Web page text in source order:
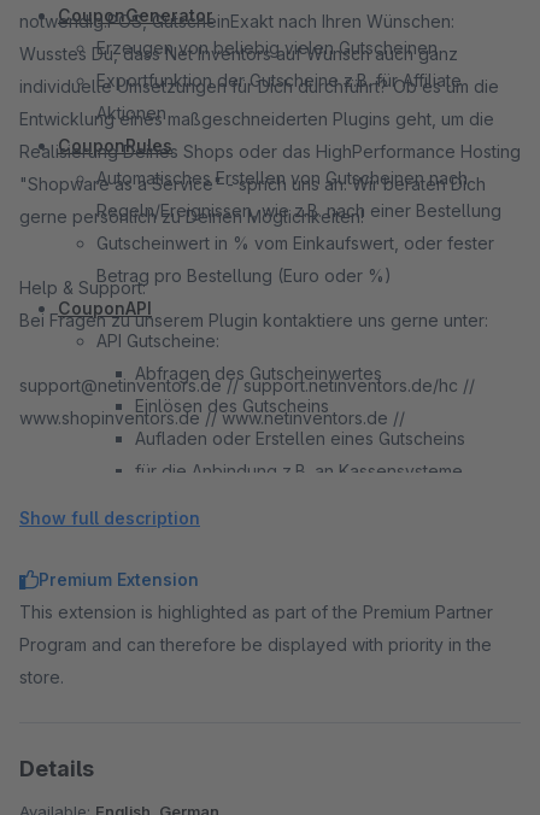
CouponGenerator
Erzeugen von beliebig vielen Gutscheinen
Exportfunktion der Gutscheine z.B. für Affiliate
Aktionen
CouponRules
Automatisches Erstellen von Gutscheinen nach
Regeln/Ereignissen, wie z.B. nach einer Bestellung
Gutscheinwert in % vom Einkaufswert, oder fester
Betrag pro Bestellung (Euro oder %)
CouponAPI
API Gutscheine:
Abfragen des Gutscheinwertes
Einlösen des Gutscheins
Aufladen oder Erstellen eines Gutscheins
für die Anbindung z.B. an Kassensysteme
Abfrage des Gutscheinwerts
Erstellen von Gutscheinen
(Teil) Einlösen von Gutscheinen
notwendig.POS, GutscheinExakt nach Ihren Wünschen:
Wusstes Du, dass Net Inventors auf Wunsch auch ganz
individuelle Umsetzungen für Dich durchführt? Ob es um die
Entwicklung eines maßgeschneiderten Plugins geht, um die
Realisierung Deines Shops oder das HighPerformance Hosting
"Shopware as a Service" - sprich uns an. Wir beraten Dich
gerne persönlich zu Deinen Möglichkeiten!
Help & Support:
Bei Fragen zu unserem Plugin kontaktiere uns gerne unter:
support@netinventors.de // support.netinventors.de/hc //
www.shopinventors.de // www.netinventors.de //
Show full description
Premium Extension
This extension is highlighted as part of the Premium Partner
Program and can therefore be displayed with priority in the
store.
Details